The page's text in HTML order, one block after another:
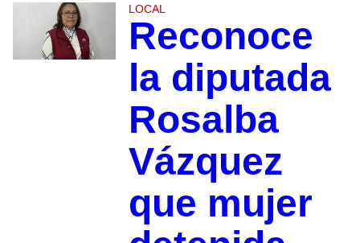
LOCAL
Reconoce
la diputada
Rosalba
Vázquez
que mujer